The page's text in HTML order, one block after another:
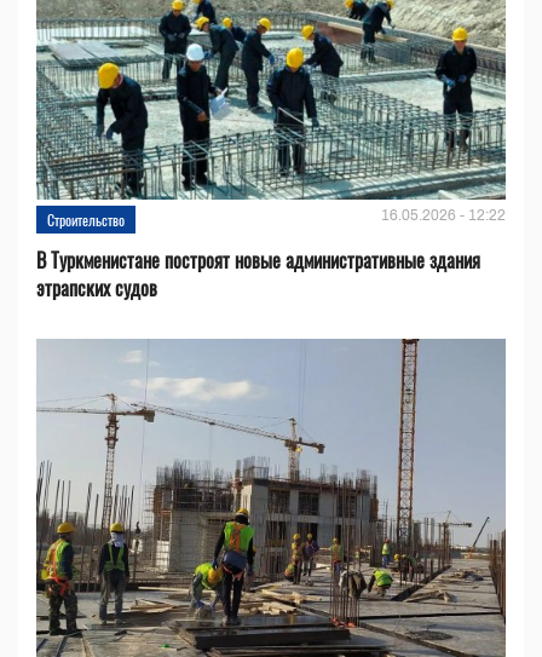
Строительство 16.05.2026 - 12:22
В Туркменистане построят новые административные здания
этрапских судов